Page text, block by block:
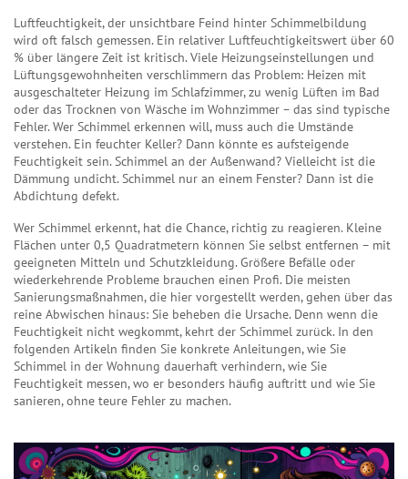
Luftfeuchtigkeit,der unsichtbare Feind hinter Schimmelbildung
wird oft falsch gemessen. Ein relativer Luftfeuchtigkeitswert über 60
% über längere Zeit ist kritisch. Viele Heizungseinstellungen und
Lüftungsgewohnheiten verschlimmern das Problem: Heizen mit
ausgeschalteter Heizung im Schlafzimmer, zu wenig Lüften im Bad
oder das Trocknen von Wäsche im Wohnzimmer – das sind typische
Fehler. Wer Schimmel erkennen will, muss auch die Umstände
verstehen. Ein feuchter Keller? Dann könnte es aufsteigende
Feuchtigkeit sein. Schimmel an der Außenwand? Vielleicht ist die
Dämmung undicht. Schimmel nur an einem Fenster? Dann ist die
Abdichtung defekt.
Wer Schimmel erkennt, hat die Chance, richtig zu reagieren. Kleine
Flächen unter 0,5 Quadratmetern können Sie selbst entfernen – mit
geeigneten Mitteln und Schutzkleidung. Größere Befälle oder
wiederkehrende Probleme brauchen einen Profi. Die meisten
Sanierungsmaßnahmen, die hier vorgestellt werden, gehen über das
reine Abwischen hinaus: Sie beheben die Ursache. Denn wenn die
Feuchtigkeit nicht wegkommt, kehrt der Schimmel zurück. In den
folgenden Artikeln finden Sie konkrete Anleitungen, wie Sie
Schimmel in der Wohnung dauerhaft verhindern, wie Sie
Feuchtigkeit messen, wo er besonders häufig auftritt und wie Sie
sanieren, ohne teure Fehler zu machen.